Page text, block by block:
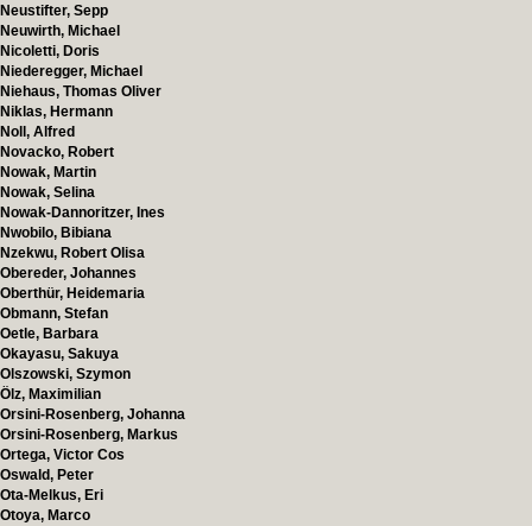
Neustifter, Sepp
Neuwirth, Michael
Nicoletti, Doris
Niederegger, Michael
Niehaus, Thomas Oliver
Niklas, Hermann
Noll, Alfred
Novacko, Robert
Nowak, Martin
Nowak, Selina
Nowak-Dannoritzer, Ines
Nwobilo, Bibiana
Nzekwu, Robert Olisa
Obereder, Johannes
Oberthür, Heidemaria
Obmann, Stefan
Oetle, Barbara
Okayasu, Sakuya
Olszowski, Szymon
Ölz, Maximilian
Orsini-Rosenberg, Johanna
Orsini-Rosenberg, Markus
Ortega, Victor Cos
Oswald, Peter
Ota-Melkus, Eri
Otoya, Marco